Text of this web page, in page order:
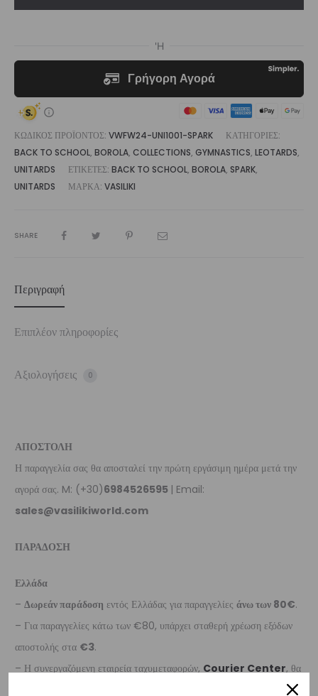
ΚΩΔΙΚΌΣ ΠΡΟΪΌΝΤΟΣ: VWFW24-UNI1001-SPARK
ΚΑΤΗΓΟΡΊΕΣ:
BACK TO SCHOOL, BOROLA, COLLECTIONS, GYMNASTICS, LEOTARDS,
UNITARDS
ΕΤΙΚΈΤΕΣ: BACK TO SCHOOL, BOROLA, SPARK,
UNITARDS
ΜΆΡΚΑ: VASILIKI
SHARE
Περιγραφή
Επιπλέον πληροφορίες
Αξιολογήσεις 0
ΑΠΟΣΤΟΛΗ
Η παραγγελία σας θα αποσταλεί την πρώτη εργάσιμη ημέρα μετά την
αγορά σας. M: (+30)6984526595 | Email:
sales@vasilikiworld.com
ΠΑΡΑΔΟΣΗ
Ελλάδα
– Δωρεάν παράδοση εντός Ελλάδας για παραγγελίες άνω των 80€.
– Για παραγγελίες κάτω των €80, υπάρχει σταθερή χρέωση εξόδων
αποστολής στα €3.
– Η συνεργαζόμενη εταιρεία ταχυμεταφορών, Courier Center, θα